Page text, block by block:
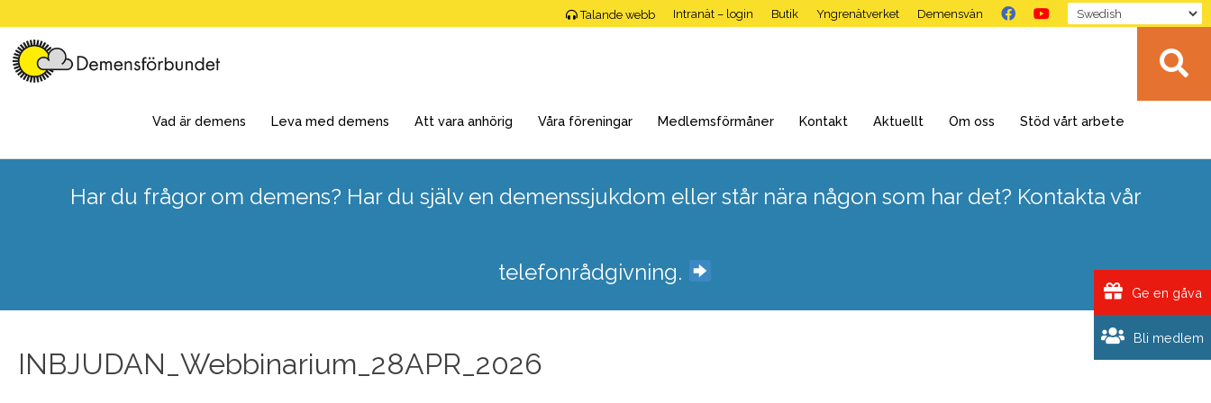
to
content
Talande webb Intranät – login Butik Yngrenätverket Demensvän
Vad är demens Leva med demens Att vara anhörig Våra föreningar Medlemsförmåner Kontakt Aktuellt Om oss Stöd vårt arbete
Har du frågor om demens? Har du själv en demenssjukdom eller står nära någon som har det? Kontakta vår
telefonrådgivning.
INBJUDAN_Webbinarium_28APR_2026
Bli medlem
Ge en gåva